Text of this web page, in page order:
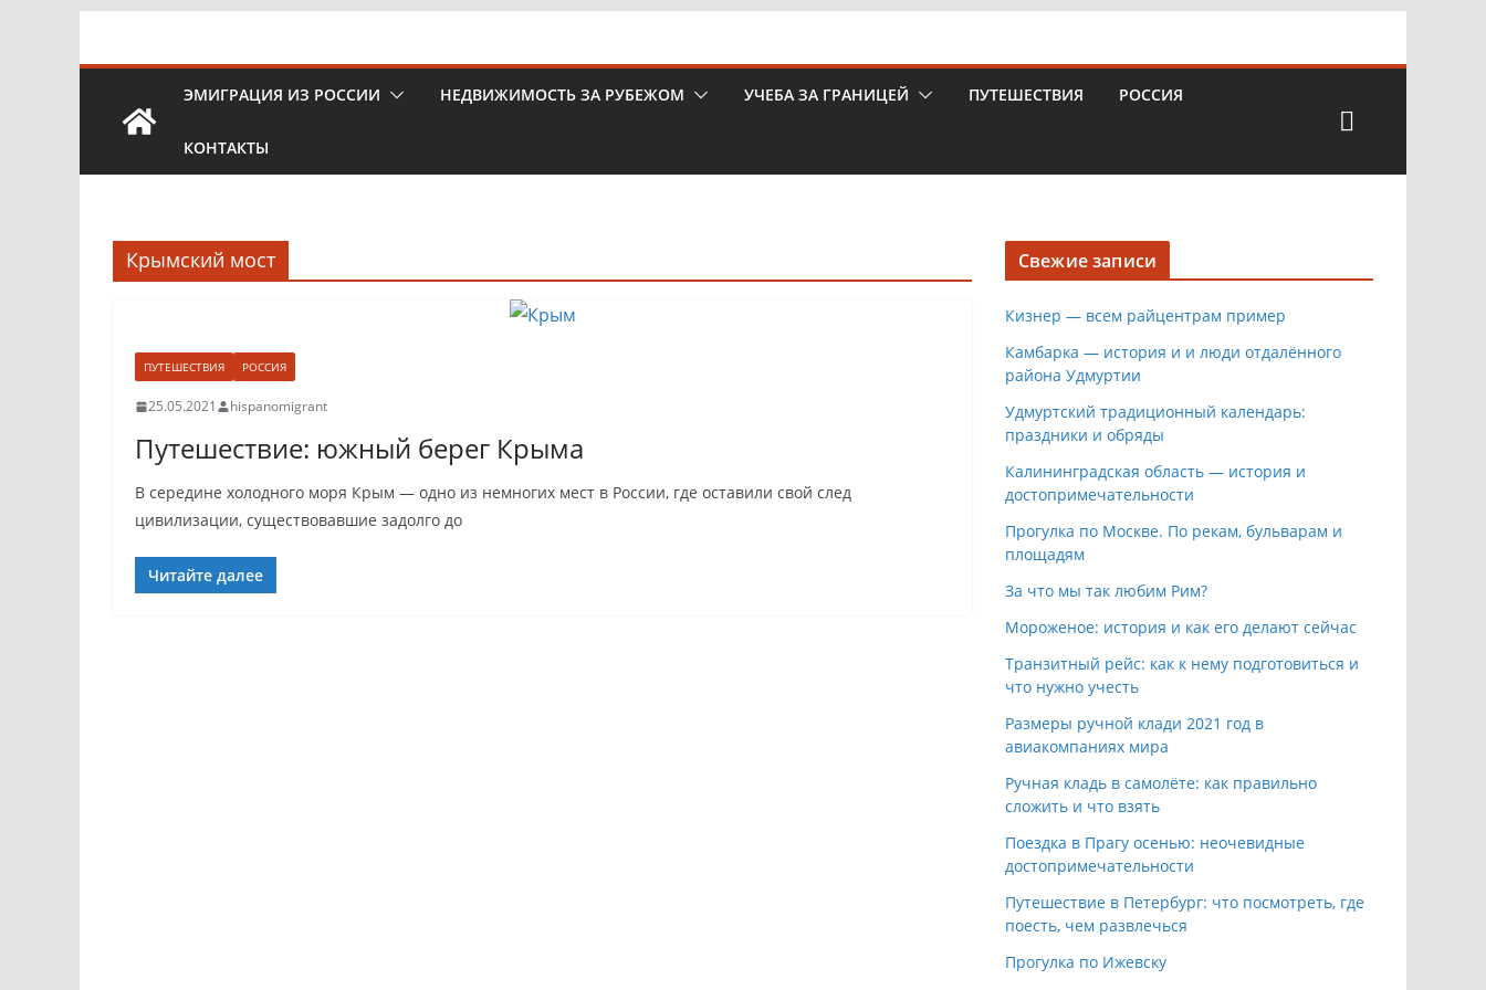
содержимомуЭМИГРАЦИЯ ИЗ РОССИИ НЕДВИЖИМОСТЬ ЗА РУБЕЖОМ УЧЕБА ЗА ГРАНИЦЕЙ ПУТЕШЕСТВИЯ РОССИЯ
КОНТАКТЫ
Крымский мост
ПУТЕШЕСТВИЯ РОССИЯ
25.05.2021 hispanomigrant
Путешествие: южный берег Крыма
В середине холодного моря Крым — одно из немногих мест в России, где оставили свой след
цивилизации, существовавшие задолго до
Читайте далее
Свежие записи
Кизнер — всем райцентрам пример
Камбарка — история и и люди отдалённого
района Удмуртии
Удмуртский традиционный календарь:
праздники и обряды
Калининградская область — история и
достопримечательности
Прогулка по Москве. По рекам, бульварам и
площадям
За что мы так любим Рим?
Мороженое: история и как его делают сейчас
Транзитный рейс: как к нему подготовиться и
что нужно учесть
Размеры ручной клади 2021 год в
авиакомпаниях мира
Ручная кладь в самолёте: как правильно
сложить и что взять
Поездка в Прагу осенью: неочевидные
достопримечательности
Путешествие в Петербург: что посмотреть, где
поесть, чем развлечься
Прогулка по Ижевску